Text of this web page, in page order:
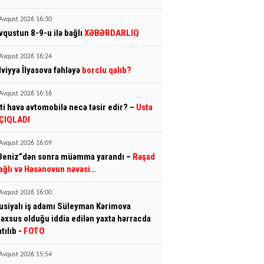
2026 16:30
8-9-u ilə bağlı XƏBƏRDARLIQ
2026 16:24
İlyasova fəhləyə borclu qalıb?
2026 16:16
hava avtomobilə necə təsir edir? – Usta
2026 16:09
sonra müəmma yarandı – Rəşad
və Həsənovun nəvəsi…
2026 16:00
iş adamı Süleyman Kərimova
olduğu iddia edilən yaxta hərracda
- FOTO
2026 15:54